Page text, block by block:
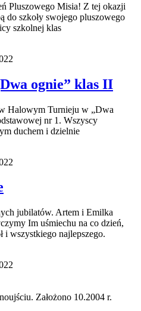
Pluszowego Misia! Z tej okazji
do szkoły swojego pluszowego
szkolnej klas
ognie” klas II
Halowym Turnieju w „Dwa
nr 1. Wszyscy
duchem i dzielnie
jubilatów. Artem i Emilka
Im uśmiechu na co dzień,
i wszystkiego najlepszego.
Założono 10.2004 r.